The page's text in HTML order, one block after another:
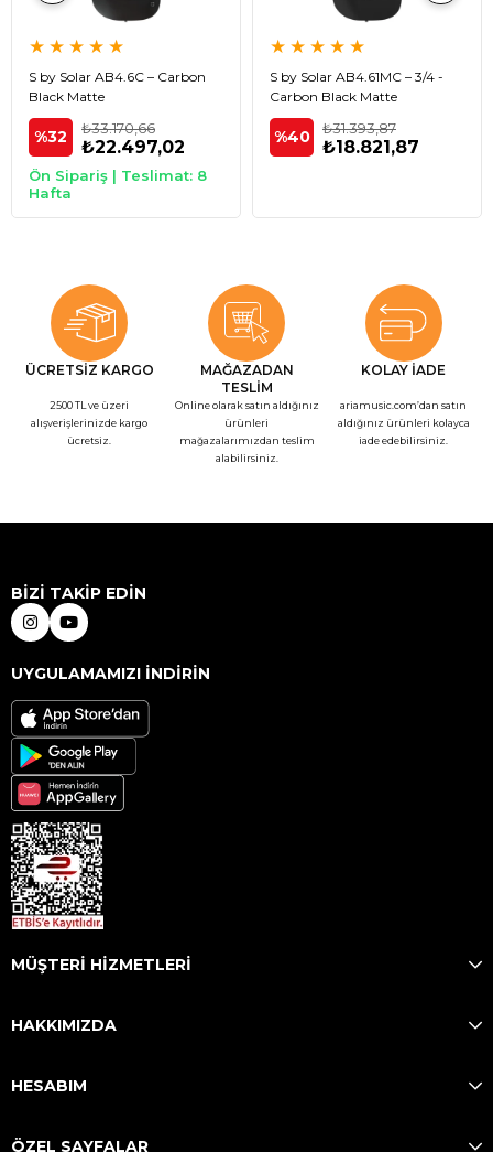
★ ★ ★ ★ ★
S by Solar AB4.6C – Carbon
Black Matte
%32 ₺22.497,02
₺33.170,66
Ön Sipariş | Teslimat: 8
Hafta
★ ★ ★ ★ ★
S by Solar AB4.61MC – 3/4 -
Carbon Black Matte
%40 ₺18.821,87
₺31.393,87
ÜCRETSİZ KARGO
2500 TL ve üzeri
alışverişlerinizde kargo
ücretsiz.
MAĞAZADAN
TESLİM
Online olarak satın aldığınız
ürünleri
mağazalarımızdan teslim
alabilirsiniz.
KOLAY İADE
ariamusic.com’dan satın
aldığınız ürünleri kolayca
iade edebilirsiniz.
BİZİ TAKİP EDİN
UYGULAMAMIZI İNDİRİN
MÜŞTERİ HİZMETLERİ
HAKKIMIZDA
HESABIM
ÖZEL SAYFALAR